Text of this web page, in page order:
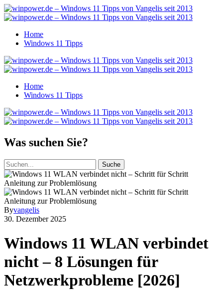
Home
Windows 11 Tipps
Home
Windows 11 Tipps
Was suchen Sie?
Suche
Byvangelis
30. Dezember 2025
Windows 11 WLAN verbindet
nicht – 8 Lösungen für
Netzwerkprobleme [2026]